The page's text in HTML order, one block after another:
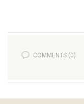
COMMENTS (0)